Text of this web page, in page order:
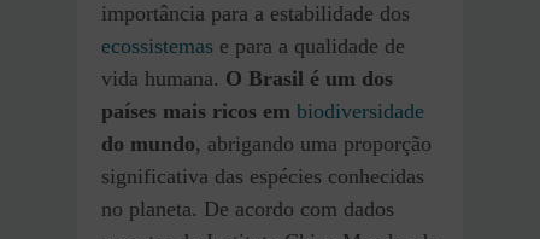
importância para a estabilidade dos
ecossistemas e para a qualidade de
vida humana. O Brasil é um dos
países mais ricos em biodiversidade
do mundo, abrigando uma proporção
significativa das espécies conhecidas
no planeta. De acordo com dados